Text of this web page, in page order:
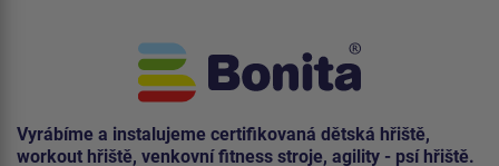
Vyrábíme a instalujeme certifikovaná dětská hřiště,
workout hřiště, venkovní fitness stroje, agility - psí hřiště.